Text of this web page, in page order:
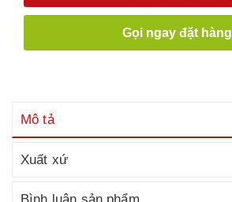
Gọi ngay đặt hàng
Mô tả
Xuất xứ